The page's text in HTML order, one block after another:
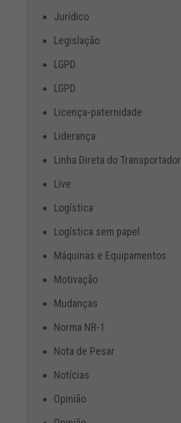
Jurídico
Legislação
LGPD
LGPD
Licença-paternidade
Liderança
Linha Direta do Transportador
Live
Logística
Logística sem papel
Máquinas e Equipamentos
Motivação
Mudanças
Norma NR-1
Nota de Pesar
Notícias
Opinião